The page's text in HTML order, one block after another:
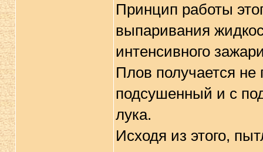
Принцип работы
выпаривания
интенсивного
Плов получается
подсушенный и с
лука.
Исходя из этого,